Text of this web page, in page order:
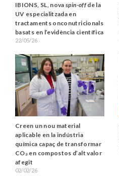
IBIONS, SL, novaspin-offde la
UV especialitzada en
tractaments onconutricionals
basats en l’evidència científica
22/05/26
Creen un nou material
aplicable en la indústria
química capaç de transformar
CO₂ en compostos d’alt valor
afegit
02/02/26